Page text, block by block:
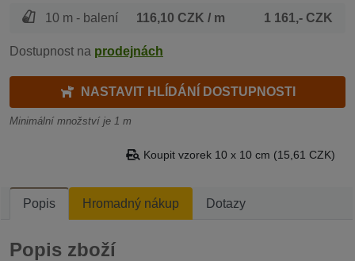
10 m - balení 116,10 CZK / m 1 161,- CZK
Dostupnost na prodejnách
NASTAVIT HLÍDÁNÍ DOSTUPNOSTI
Minimální množství je 1 m
Koupit vzorek 10 x 10 cm (15,61 CZK)
Popis Hromadný nákup Dotazy
Popis zboží